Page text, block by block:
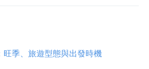
旺季、旅遊型態與出發時機